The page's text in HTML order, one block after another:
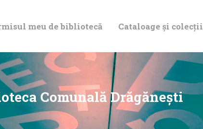
meu de bibliotecă Cataloage și colecții
Comunală Drăgăneşti
BIBLIOTECĂ
ȘI